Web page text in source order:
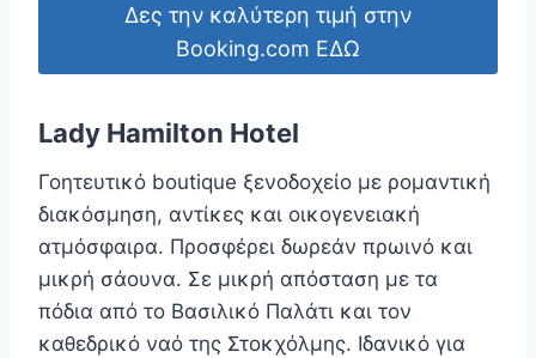
Δες την καλύτερη τιμή στην
Booking.com ΕΔΩ
Lady Hamilton Hotel
Γοητευτικό boutique ξενοδοχείο με ρομαντική
διακόσμηση, αντίκες και οικογενειακή
ατμόσφαιρα. Προσφέρει δωρεάν πρωινό και
μικρή σάουνα. Σε μικρή απόσταση με τα
πόδια από το Βασιλικό Παλάτι και τον
καθεδρικό ναό της Στοκχόλμης. Ιδανικό για